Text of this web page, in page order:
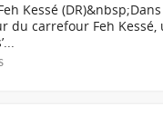
Kessé
du carrefour Feh